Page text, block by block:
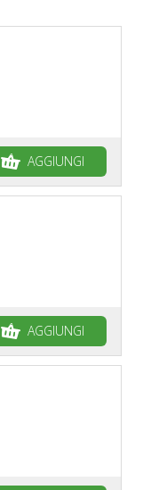
AGGIUNGI
AGGIUNGI